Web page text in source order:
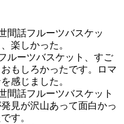
間話フルーツバスケッ
、楽しかった。
ルーツバスケット、すご
おもしろかったです。ロマ
感じました。
間話フルーツバスケット
見が沢山あって面白かっ
す。